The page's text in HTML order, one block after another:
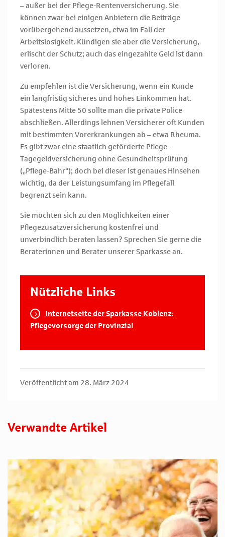
– außer bei der Pflege-Rentenversicherung. Sie
können zwar bei einigen Anbietern die Beiträge
vorübergehend aussetzen, etwa im Fall der
Arbeitslosigkeit. Kündigen sie aber die Versicherung,
erlischt der Schutz; auch das eingezahlte Geld ist dann
verloren.
Zu empfehlen ist die Versicherung, wenn ein Kunde
ein langfristig sicheres und hohes Einkommen hat.
Spätestens Mitte 50 sollte man die private Police
abschließen. Allerdings lehnen Versicherer oft Kunden
mit bestimmten Vorerkrankungen ab – etwa Rheuma.
Es gibt zwar eine staatlich geförderte Pflege-
Tagegeldversicherung ohne Gesundheitsprüfung
(„Pflege-Bahr“); doch bei dieser ist genaues Hinsehen
wichtig, da der Leistungsumfang im Pflegefall
begrenzt sein kann.
Sie möchten sich zu den Möglichkeiten einer
Pflegezusatzversicherung kostenfrei und
unverbindlich beraten lassen? Sprechen Sie gerne die
Beraterinnen und Berater unserer Sparkasse an.
Nützliche Links
Internetseite der Sparkasse Koblenz:
Pflegevorsorge der Provinzial
Veröffentlicht am 28. März 2024
Verwandte Artikel